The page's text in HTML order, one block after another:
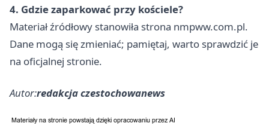
4. Gdzie zaparkować przy kościele?
Materiał źródłowy stanowiła strona nmpww.com.pl.
Dane mogą się zmieniać; pamiętaj, warto sprawdzić je
na oficjalnej stronie.
Autor:redakcja czestochowanews